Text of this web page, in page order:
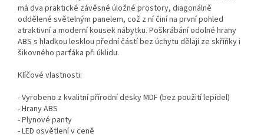
má dva praktické závěsné úložné prostory, diagonálně
oddělené světelným panelem, což z ní činí na první pohled
atraktivní a moderní kousek nábytku. Poškrábání odolné hrany
ABS s hladkou lesklou přední částí bez úchytu dělají ze skříňky i
šikovného parťáka při úklidu.
Klíčové vlastnosti:
- Vyrobeno z kvalitní přírodní desky MDF (bez použití lepidel)
- Hrany ABS
- Plynové panty
- LED osvětlení v ceně